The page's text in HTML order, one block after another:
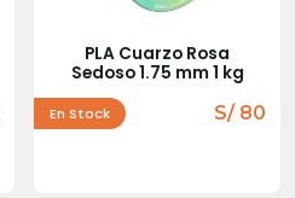
PLA Cuarzo Rosa
Sedoso 1.75 mm 1 kg
En Stock S/ 80